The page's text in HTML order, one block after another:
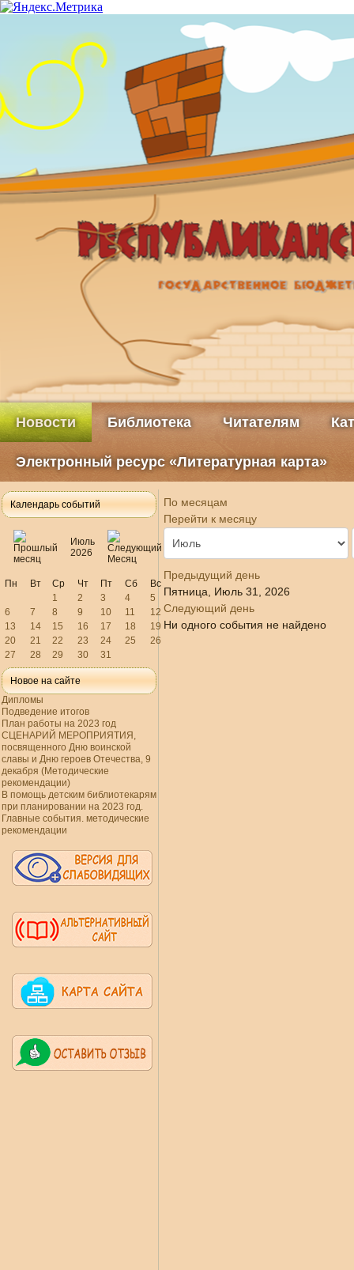
Новости Библиотека Читателям
Электронный ресурс «Литературная карта»
Календарь событий
Июль
2026
Пн Вт Ср Чт Пт Сб
Вс
1
2 3 4
5
6
7 8 9 10 11
12
13
14 15 16 17 18
19
20
21 22 23 24 25
26
27
28 29 30 31
Новое на сайте
Дипломы
Подведение итогов
План работы на 2023 год
СЦЕНАРИЙ МЕРОПРИЯТИЯ,
посвященного Дню воинской
славы и Дню героев Отечества, 9
декабря (Методические
рекомендации)
В помощь детским библиотекарям
при планировании на 2023 год.
Главные события. методические
рекомендации
По месяцам
Перейти к месяцу
Предыдущий день
Пятница, Июль 31, 2026
Следующий день
Ни одного события не найдено